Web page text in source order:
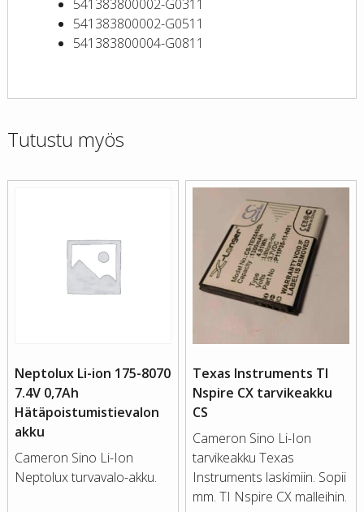
541383800002-G0311
541383800002-G0511
541383800004-G0811
Tutustu myös
Neptolux Li-ion 175-8070
7.4V 0,7Ah
Hätäpoistumistievalon
akku
Cameron Sino Li-Ion
Neptolux turvavalo-akku.
Texas Instruments TI
Nspire CX tarvikeakku
CS
Cameron Sino Li-Ion
tarvikeakku Texas
Instruments laskimiin. Sopii
mm. TI Nspire CX malleihin.